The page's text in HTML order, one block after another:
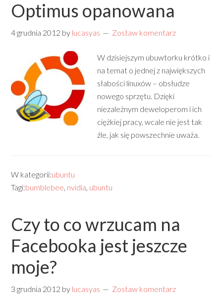
Optimus opanowana
4 grudnia 2012 by lucasyas Zostaw komentarz
W dzisiejszym ubuwtorku krótko i
na temat o jednej z największych
słabości linuxów – obsłudze
nowego sprzętu. Dzięki
niezależnym deweloperom i ich
ciężkiej pracy, wcale nie jest tak
źle, jak się powszechnie uważa.
W kategorii:ubuntu
Tagi:bumblebee, nvidia, ubuntu
Czy to co wrzucam na
Facebooka jest jeszcze
moje?
3 grudnia 2012 by lucasyas Zostaw komentarz